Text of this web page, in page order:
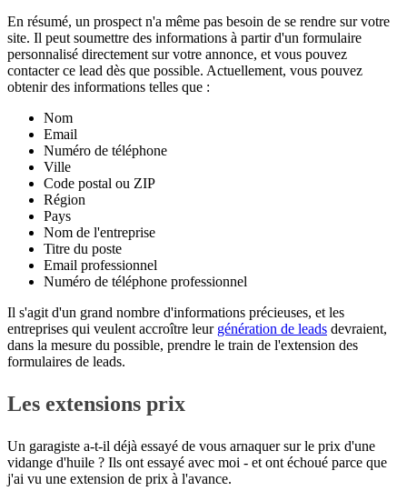
En résumé, un prospect n'a même pas besoin de se rendre sur votre
site. Il peut soumettre des informations à partir d'un formulaire
personnalisé directement sur votre annonce, et vous pouvez
contacter ce lead dès que possible. Actuellement, vous pouvez
obtenir des informations telles que :
Nom
Email
Numéro de téléphone
Ville
Code postal ou ZIP
Région
Pays
Nom de l'entreprise
Titre du poste
Email professionnel
Numéro de téléphone professionnel
Il s'agit d'un grand nombre d'informations précieuses, et les
entreprises qui veulent accroître leur génération de leads devraient,
dans la mesure du possible, prendre le train de l'extension des
formulaires de leads.
Les extensions prix
Un garagiste a-t-il déjà essayé de vous arnaquer sur le prix d'une
vidange d'huile ? Ils ont essayé avec moi - et ont échoué parce que
j'ai vu une extension de prix à l'avance.